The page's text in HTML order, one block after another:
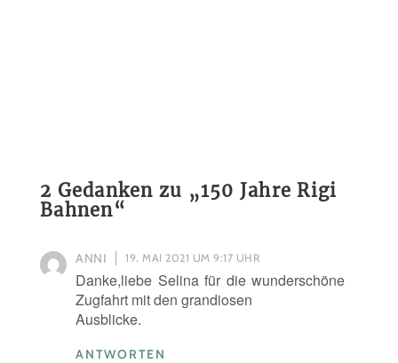
2 Gedanken zu „150 Jahre Rigi
Bahnen“
ANNI 19. MAI 2021 UM 9:17 UHR
Danke,liebe Selina für die wunderschöne
Zugfahrt mit den grandiosen
Ausblicke.
ANTWORTEN